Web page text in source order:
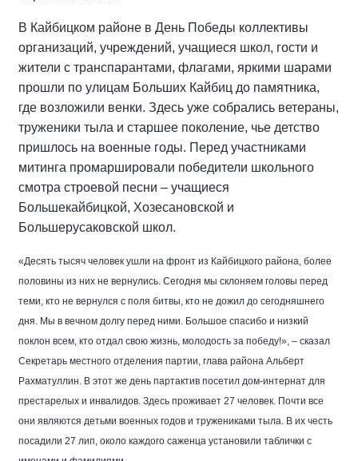
В Кайбицком районе в День Победы коллективы
организаций, учреждений, учащиеся школ, гости и
жители с транспарантами, флагами, яркими шарами
прошли по улицам Больших Кайбиц до памятника,
где возложили венки. Здесь уже собрались ветераны,
труженики тыла и старшее поколение, чье детство
пришлось на военные годы. Перед участниками
митинга промаршировали победители школьного
смотра строевой песни – учащиеся
Большекайбицкой, Хозесановской и
Большерусаковской школ.
«Десять тысяч человек ушли на фронт из Кайбицкого района, более
половины из них не вернулись. Сегодня мы склоняем головы перед
теми, кто не вернулся с поля битвы, кто не дожил до сегодняшнего
дня. Мы в вечном долгу перед ними. Большое спасибо и низкий
поклон всем, кто отдал свою жизнь, молодость за победу!», – сказал
Секретарь местного отделения партии, глава района Альберт
Рахматуллин. В этот же день партактив посетил дом-интернат для
престарелых и инвалидов. Здесь проживает 27 человек. Почти все
они являются детьми военных годов и тружениками тыла. В их честь
посадили 27 лип, около каждого саженца установили таблички с